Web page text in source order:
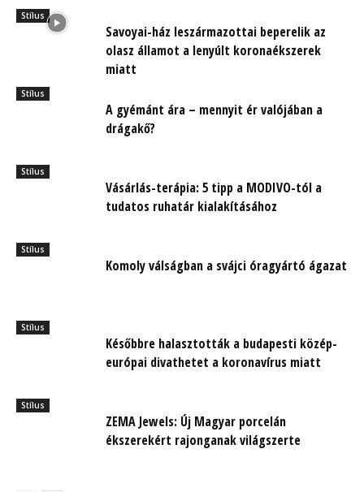
Stílus
Savoyai-ház leszármazottai beperelik az
olasz államot a lenyúlt koronaékszerek
miatt
Stílus
A gyémánt ára – mennyit ér valójában a
drágakő?
Stílus
Vásárlás-terápia: 5 tipp a MODIVO-tól a
tudatos ruhatár kialakításához
Stílus
Komoly válságban a svájci óragyártó ágazat
Stílus
Későbbre halasztották a budapesti közép-
európai divathetet a koronavírus miatt
Stílus
ZEMA Jewels: Új Magyar porcelán
ékszerekért rajonganak világszerte